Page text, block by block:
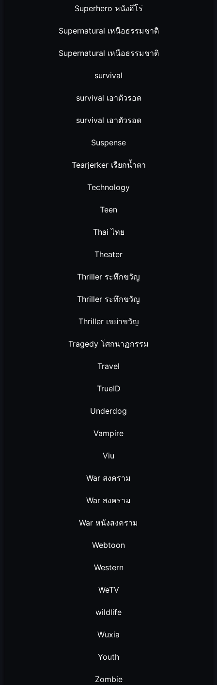
Superhero หนังฮีโร่
Supernatural เหนือธรรมชาติ
Supernatural เหนือธรรมชาติ
survival
survival เอาตัวรอด
survival เอาตัวรอด
Suspense
Tearjerker เรียกน้ำตา
Technology
Teen
Thai ไทย
Theater
Thriller ระทึกขวัญ
Thriller ระทึกขวัญ
Thriller เขย่าขวัญ
Tragedy โศกนาฏกรรม
Travel
TrueID
Underdog
Vampire
Viu
War สงคราม
War สงคราม
War หนังสงคราม
Webtoon
Western
WeTV
wildlife
Wuxia
Youth
Zombie